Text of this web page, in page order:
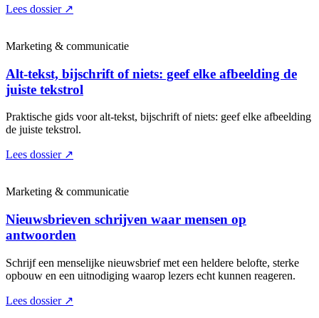
Lees dossier ↗
Marketing & communicatie
Alt-tekst, bijschrift of niets: geef elke afbeelding de
juiste tekstrol
Praktische gids voor alt-tekst, bijschrift of niets: geef elke afbeelding
de juiste tekstrol.
Lees dossier ↗
Marketing & communicatie
Nieuwsbrieven schrijven waar mensen op
antwoorden
Schrijf een menselijke nieuwsbrief met een heldere belofte, sterke
opbouw en een uitnodiging waarop lezers echt kunnen reageren.
Lees dossier ↗